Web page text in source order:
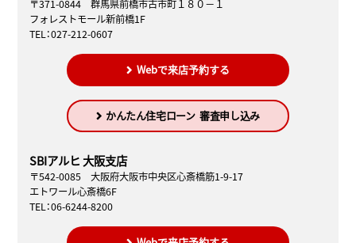
〒371-0844 群馬県前橋市古市町１８０－１
フォレストモール新前橋1F
TEL：027-212-0607
Webで来店予約する
かんたん住宅ローン 審査申し込み
SBIアルヒ 大阪支店
〒542-0085 大阪府大阪市中央区心斎橋筋1-9-17
エトワール心斎橋6F
TEL：06-6244-8200